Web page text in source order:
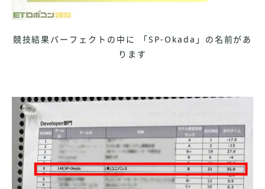
競技結果パーフェクトの中に 「SP-Okada」の名前があ
ります